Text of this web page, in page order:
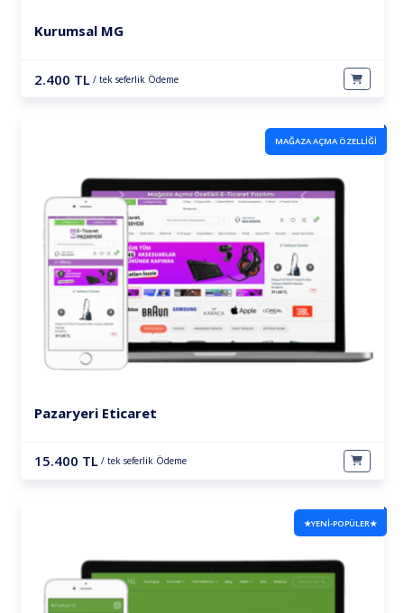
Kurumsal MG
2.400 TL / tek seferlik Ödeme
MAĞAZA AÇMA ÖZELLİĞİ
Pazaryeri Eticaret
15.400 TL / tek seferlik Ödeme
★YENİ-POPÜLER★